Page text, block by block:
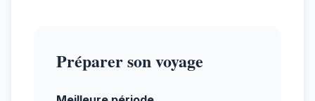
Préparer son voyage